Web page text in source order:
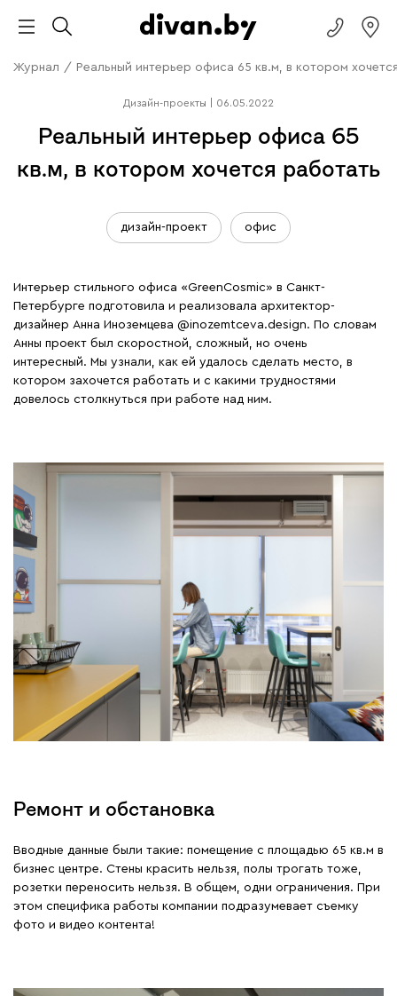
Журнал / Реальный интерьер офиса 65 кв.м, в котором
Дизайн-проекты 06.05.2022
Реальный интерьер офиса 65
кв.м, в котором хочется работать
дизайн-проект офис
Интерьер стильного офиса «GreenCosmic» в Санкт-
Петербурге подготовила и реализовала архитектор-
дизайнер Анна Иноземцева @inozemtceva.design. По словам
Анны проект был скоростной, сложный, но очень
интересный. Мы узнали, как ей удалось сделать место, в
котором захочется работать и с какими трудностями
довелось столкнуться при работе над ним.
Ремонт и обстановка
Вводные данные были такие: помещение с площадью 65 кв.м в
бизнес центре. Стены красить нельзя, полы трогать тоже,
розетки переносить нельзя. В общем, одни ограничения. При
этом специфика работы компании подразумевает съемку
фото и видео контента!